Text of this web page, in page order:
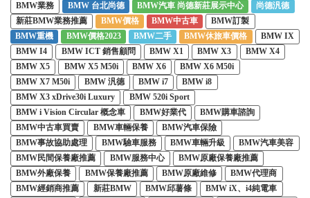
BMW業務 BMW 台北尚德 BMW汽車 尚德新莊展示中心
尚德汎德
新莊BMW業務推薦
BMW價格 BMW中古車
BMW訂製
BMW重機
BMW價格2023 BMW二手 BMW休旅車價格
BMW IX
BMW I4
BMW ICT 銷售顧問 BMW X1 BMW X3
BMW X4
BMW X5
BMW X5 M50i BMW X6
BMW X6 M50i
BMW X7 M50i
BMW 汎德 BMW i7
BMW i8
BMW X3 xDrive30i Luxury
BMW 520i Sport
BMW i Vision Circular 概念車
BMW好業代
BMW購車諮詢
BMW中古車買賣
BMW車輛保養
BMW汽車保險
BMW事故協助處理
BMW驗車服務 BMW車輛升級
BMW汽車美容
BMW民間保養廠推薦
BMW服務中心
BMW原廠保養廠推薦
BMW外廠保養
BMW保養廠推薦 BMW原廠維修
BMW代理商
BMW經銷商推薦
新莊BMW BMW邱薯條
BMW iX、i4純電車